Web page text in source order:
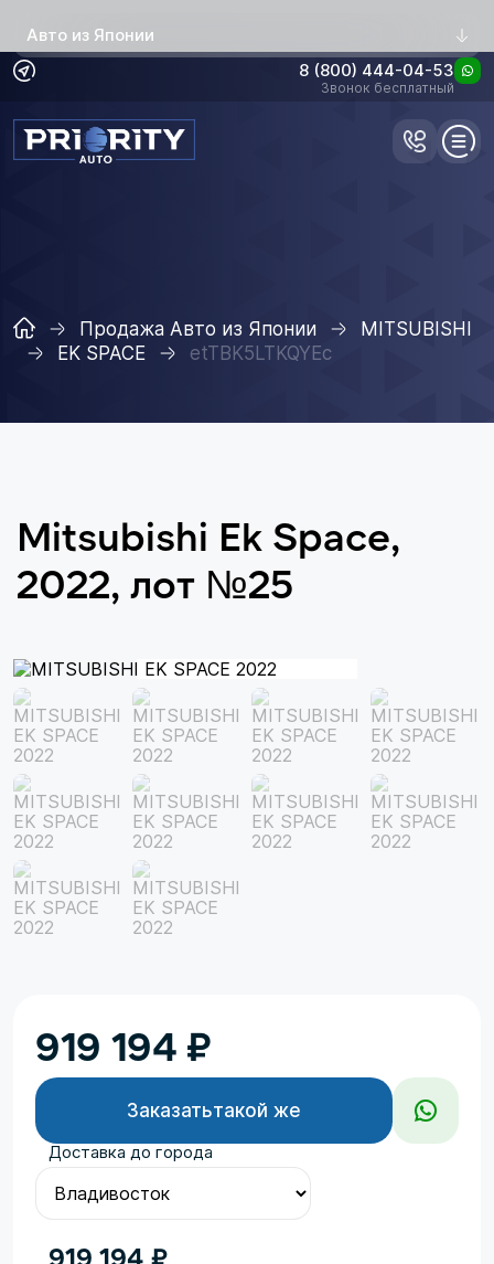
Авто из Японии
8 (800) 444-04-53
Звонок бесплатный
Продажа Авто из Японии
MITSUBISHI
EK SPACE
etTBK5LTKQYEc
Mitsubishi Ek Space,
2022, лот №25
919 194 ₽
Заказатьтакой же
Доставка до города
919 194 ₽